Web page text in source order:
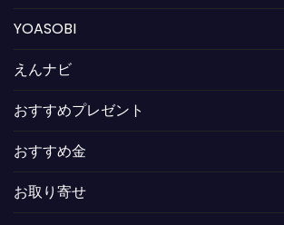
YOASOBI
えんナビ
おすすめプレゼント
おすすめ金
お取り寄せ